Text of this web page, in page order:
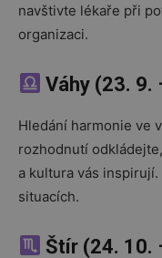
navštivte lékaře při
organizaci.
Váhy (23. 9.
Hledání harmonie ve
rozhodnutí
a kultura vás
situacích.
Štír (24. 10.